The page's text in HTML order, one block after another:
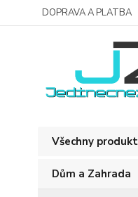
DOPRAVA A PLATBA
Všechny
Dům a Zahrada